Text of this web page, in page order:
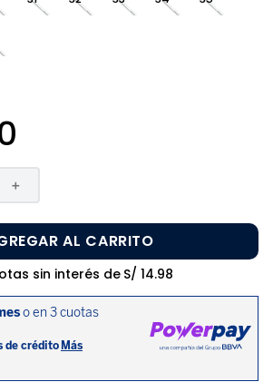
＋
AL CARRITO
sin interés de S/ 14.98